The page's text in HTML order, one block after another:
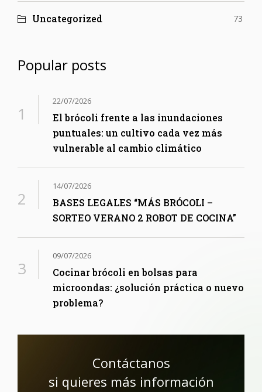
Uncategorized 73
Popular posts
22/07/2026
El brócoli frente a las inundaciones
puntuales: un cultivo cada vez más
vulnerable al cambio climático
14/07/2026
BASES LEGALES “MÁS BRÓCOLI –
SORTEO VERANO 2 ROBOT DE COCINA”
09/07/2026
Cocinar brócoli en bolsas para
microondas: ¿solución práctica o nuevo
problema?
Contáctanos
si quieres más información